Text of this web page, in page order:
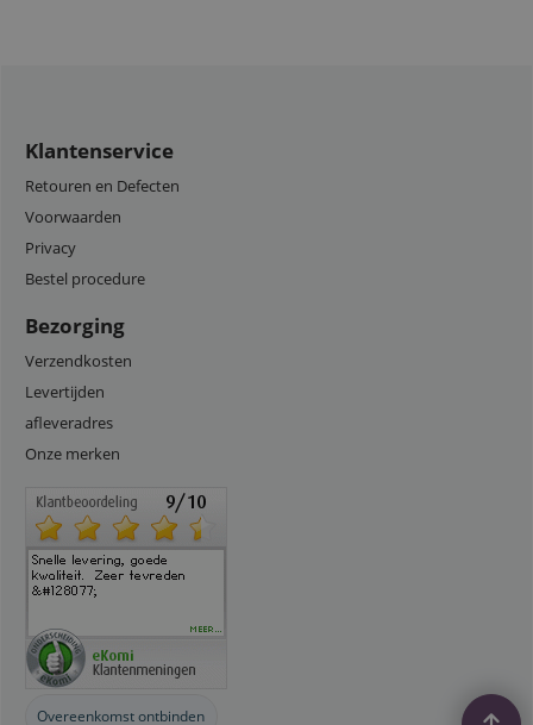
Klantenservice
Retouren en Defecten
Voorwaarden
Privacy
Bestel procedure
Bezorging
Verzendkosten
Levertijden
afleveradres
Onze merken
Overeenkomst ontbinden